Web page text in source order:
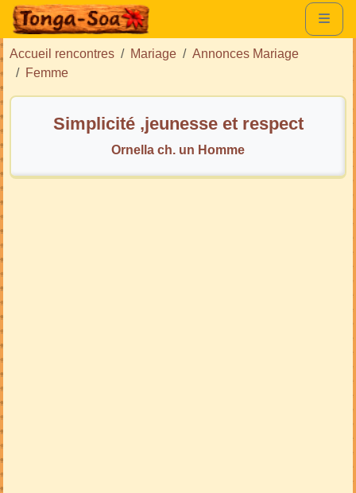
Accueil rencontres Mariage
Annonces Mariage
Femme
Simplicité ,jeunesse et respect
Ornella ch. un Homme